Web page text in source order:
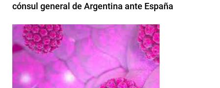
cónsul general de Argentina ante España